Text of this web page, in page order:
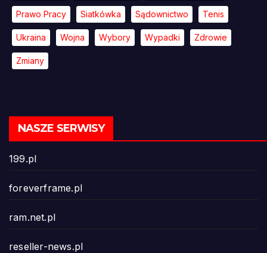
Prawo Pracy Siatkówka Sądownictwo Tenis
Ukraina Wojna Wybory Wypadki Zdrowie
Zmiany
NASZE SERWISY
199.pl
foreverframe.pl
ram.net.pl
reseller-news.pl